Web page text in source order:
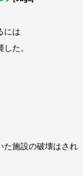
には
た。
た施設の破壊はされ